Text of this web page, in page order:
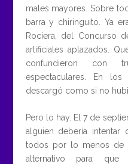
males mayores. Sobre
barra y chiringuito. Ya
Rociera, del Concurso
artificiales aplazados.
confundieron con
espectaculares. En
descargó como si no
Pero lo hay. El 7 de
alguien debería
todos por lo menos de
alternativo para